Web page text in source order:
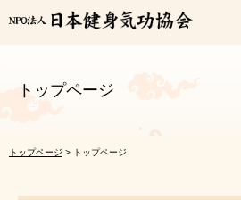
トップページ
トップページ > トップページ